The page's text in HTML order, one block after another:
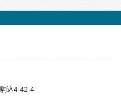
込4-42-4